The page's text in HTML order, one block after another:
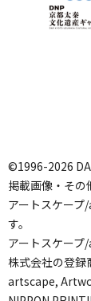
©1996-2026
掲載画像・その
アートスケー
す。
アートスケー
株式会社の登録
artscape,